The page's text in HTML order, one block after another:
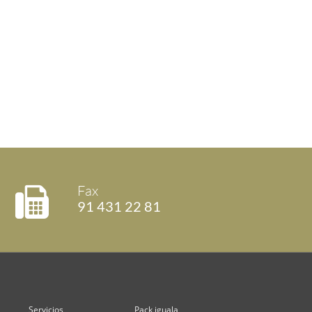
Fax
91 431 22 81
Servicios Pack iguala